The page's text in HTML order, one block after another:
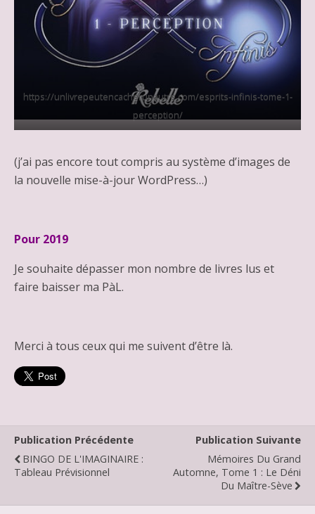
https://unlivrepeutencacherunautre.com/esprits-infinis-tome-1-
perception/
(j’ai pas encore tout compris au système d’images de
la nouvelle mise-à-jour WordPress…)
Pour 2019
Je souhaite dépasser mon nombre de livres lus et
faire baisser ma PàL.
Merci à tous ceux qui me suivent d’être là.
Publication Précédente
BINGO DE L'IMAGINAIRE :
Tableau Prévisionnel
Publication Suivante
Mémoires Du Grand
Automne, Tome 1 : Le Déni
Du Maître-Sève